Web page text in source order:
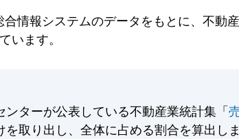
情報システムのデータをもとに、不
います。
ターが公表している不動産業統計集「
取り出し、全体に占める割合を算出しま